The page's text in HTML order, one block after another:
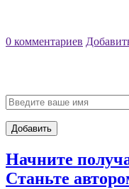
0 комментариев
Добавить
Начните
Станьте